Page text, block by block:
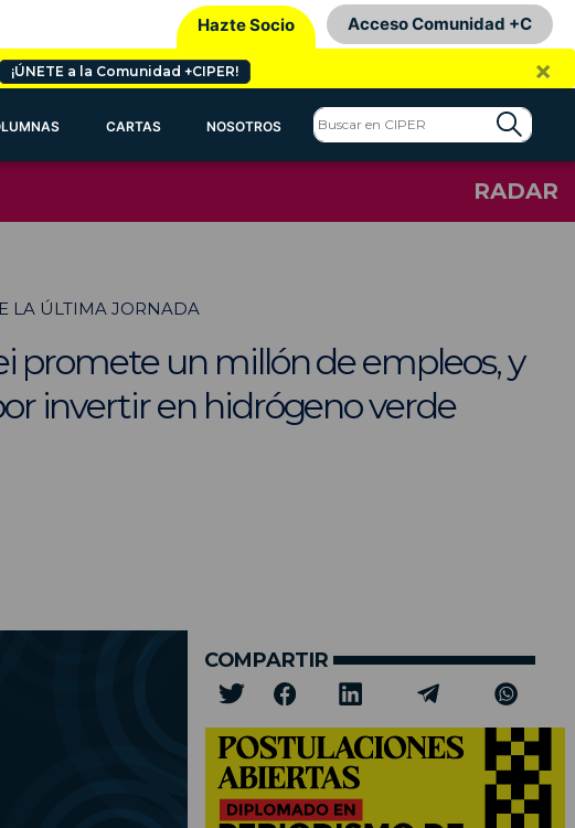
Hazte Socio Acceso Comunidad +C
¡ÚNETE a la Comunidad +CIPER! ×
CARTAS NOSOTROS
RADAR
LA ÚLTIMA JORNADA
promete un millón de empleos, y
invertir en hidrógeno verde
COMPARTIR